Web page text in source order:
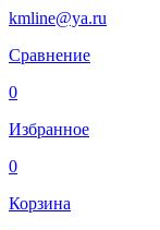
kmline@ya.ru
Сравнение
0
Избранное
0
Корзина